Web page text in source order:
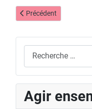
Article précédent : Un
Précédent
Agir